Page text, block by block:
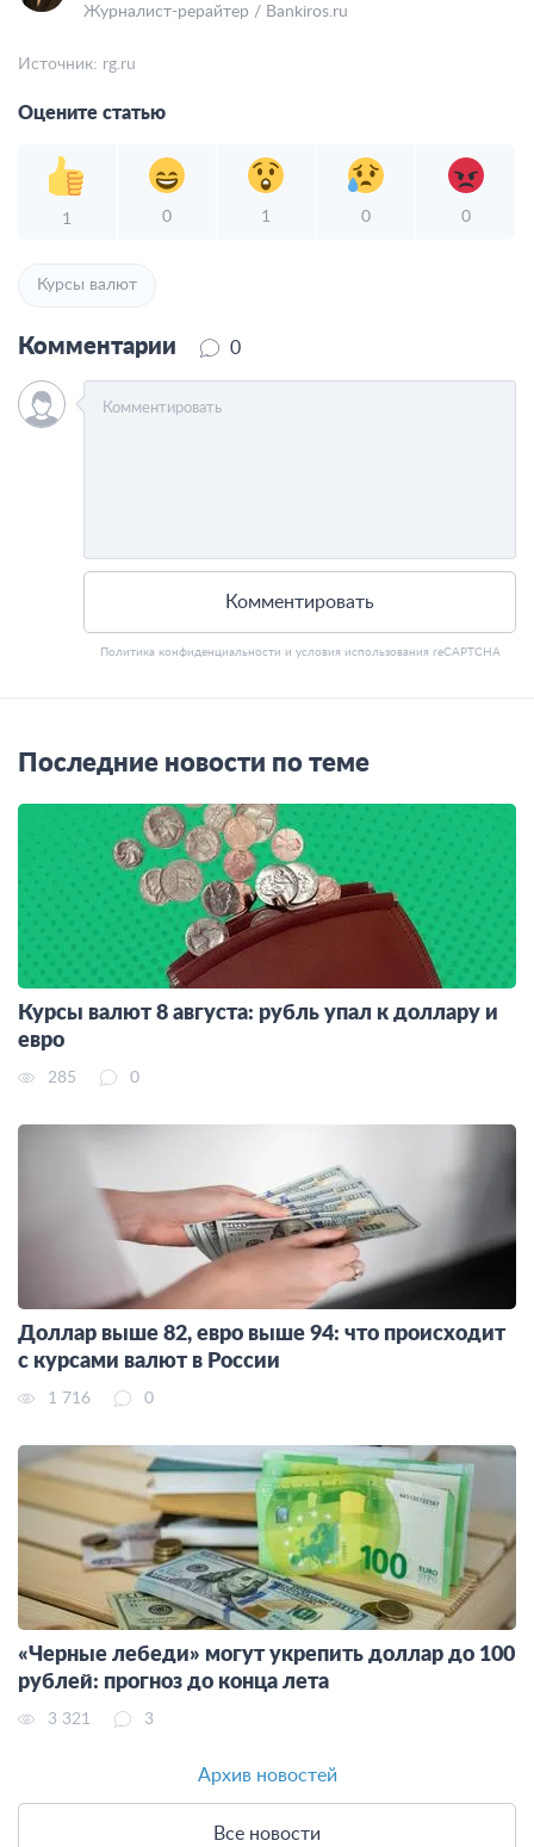
Журналист-рерайтер / Bankiros.ru
Источник: rg.ru
Оцените статью
1 0 1 0 0
Курсы валют
Комментарии 0
Комментировать
Политика конфиденциальности и условия использования reCAPTCHA
Последние новости по теме
Курсы валют 8 августа: рубль упал к доллару и
евро
285 0
Доллар выше 82, евро выше 94: что происходит
с курсами валют в России
1 716 0
«Черные лебеди» могут укрепить доллар до 100
рублей: прогноз до конца лета
3 321 3
Архив новостей
Все новости